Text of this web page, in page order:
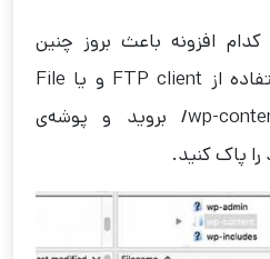
کدام افزونه باعث بروز چنین
خطایی شده است، با استفاده از FTP client و یا File
manager به مسیر /wp-content/ بروید و پوشه‌ی